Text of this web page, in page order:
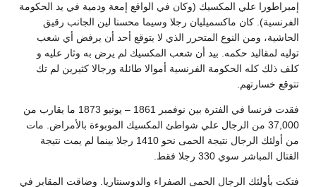
إمبراطورا علي المكسيك (وكان في الواقع إمعة ودمية في يد الحكومة
الفرنسية). كان ماكسميليان رجلا وسيما محسنا لين الجانب رقيق
الحاشية، ومن النوع المتحرر الذي لا يتوقع أحد أن يرفض أي شعب
توليه لمقاليد حكمه. بيد أن شعب المكسيك لم يرض به وثار عليه و
كلف ذلك كله الحكومة الفرنسية أموالا طائلة ورجالا كثيرين لم تك
تتوقع خسارتهم.
فقدت فرنسا في الفترة بين نوفمبر 1861 – يونيو 1873 ما يقارب من
37,000 من الرجال علي شواطئ المكسيك الموبوءة بالأمراض. مات
من أولئك الرجال نتيجة الحمى نحو 1410 رجلا بينما لم يمت نتيجة
القتال المباشر سوي 330 رجلا فقط.
فتكت بأولئك الرجال الحمى الصفراء والدوسنتاريا. وضاقت المقابر في